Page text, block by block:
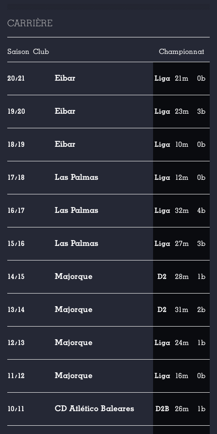
CARRIÈRE
Saison Club Championnat
20/21 Eibar Liga 21m 0b
19/20 Eibar Liga 23m 3b
18/19 Eibar Liga 10m 0b
17/18 Las Palmas Liga 12m 0b
16/17 Las Palmas Liga 32m 4b
15/16 Las Palmas Liga 27m 3b
14/15 Majorque D2 28m 1b
13/14 Majorque D2 31m 2b
12/13 Majorque Liga 24m 1b
11/12 Majorque Liga 16m 0b
10/11 CD Atlético Baleares D2B 26m 1b